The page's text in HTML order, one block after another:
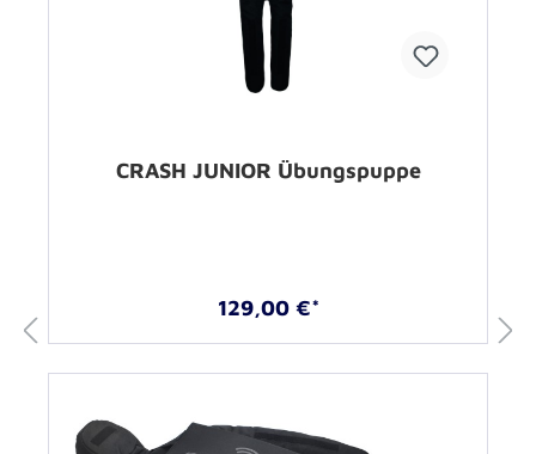
CRASH JUNIOR Übungspuppe
129,00 €*